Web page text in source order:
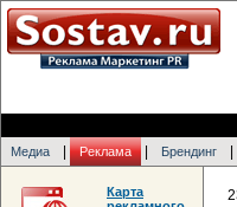
Медиа Реклама Брендинг
Карта